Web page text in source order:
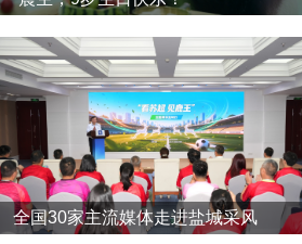
全国30家主流媒体走进盐城采风